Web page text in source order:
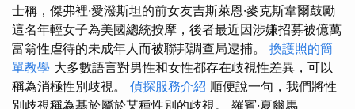
士稱，傑弗裡·愛潑斯坦的前女友吉斯萊恩·麥克斯韋爾鼓勵
這名年輕女子為美國總統按摩，後者最近因涉嫌招募被億萬
富翁性虐待的未成年人而被聯邦調查局逮捕。 換護照的簡
單教學 大多數語言對男性和女性都存在歧視性差異，可以
稱為消極性別歧視。 偵探服務介紹 順便說一句，我們將性
別歧視稱為基於屬於某種性別的歧視。 羅賓·夏爾馬